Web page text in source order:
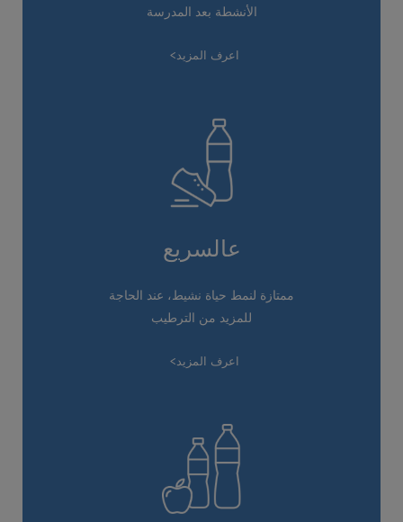
الأنشطة بعد المدرسة
اعرف المزيد
عالسريع
ممتازة لنمط حياة نشيط، عند الحاجة
للمزيد من الترطيب
اعرف المزيد